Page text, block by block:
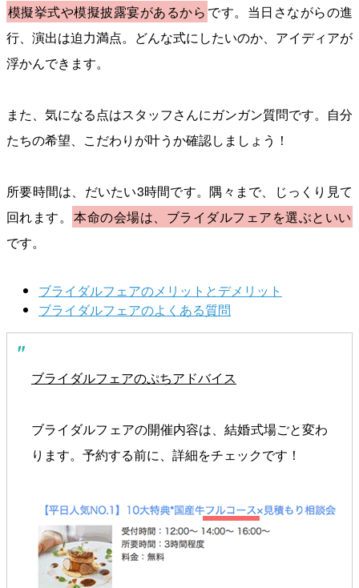
模擬挙式や模擬披露宴があるから です。当日さながらの進
行、演出は迫力満点。どんな式にしたいのか、アイディアが
浮かんできます。
また、気になる点はスタッフさんにガンガン質問です。自分
たちの希望、こだわりが叶うか確認しましょう！
所要時間は、だいたい3時間です。隅々まで、じっくり見て
回れます。 本命の会場は、ブライダルフェアを選ぶといい
です。
ブライダルフェアのメリットとデメリット
ブライダルフェアのよくある質問
ブライダルフェアのぷちアドバイス
ブライダルフェアの開催内容は、結婚式場ごと変わ
ります。予約する前に、詳細をチェックです！